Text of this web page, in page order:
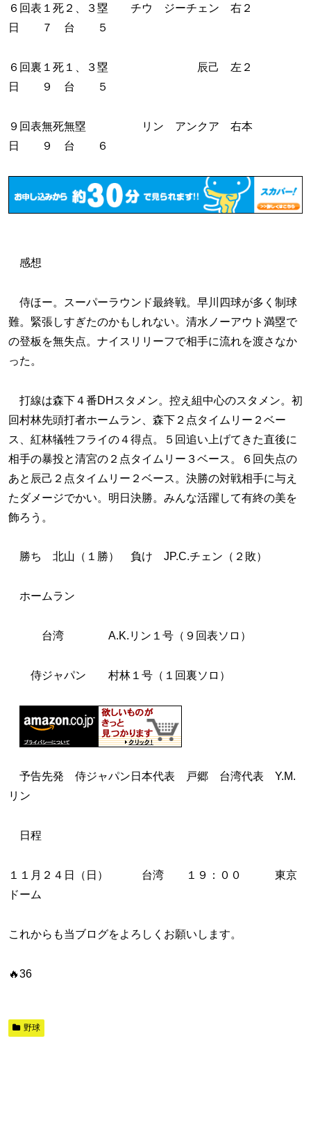
６回表１死２、３塁 チウ ジーチェン 右２
日 ７ 台 ５
６回裏１死１、３塁 辰己 左２
日 ９ 台 ５
９回表無死無塁 リン アンクア 右本
日 ９ 台 ６
感想
侍ほー。スーパーラウンド最終戦。早川四球が多く制球
難。緊張しすぎたのかもしれない。清水ノーアウト満塁で
の登板を無失点。ナイスリリーフで相手に流れを渡さなか
った。
打線は森下４番DHスタメン。控え組中心のスタメン。初
回村林先頭打者ホームラン、森下２点タイムリー２ベー
ス、紅林犠牲フライの４得点。５回追い上げてきた直後に
相手の暴投と清宮の２点タイムリー３ベース。６回失点の
あと辰己２点タイムリー２ベース。決勝の対戦相手に与え
たダメージでかい。明日決勝。みんな活躍して有終の美を
飾ろう。
勝ち 北山（１勝） 負け JP.C.チェン（２敗）
ホームラン
台湾 A.K.リン１号（９回表ソロ）
侍ジャパン 村林１号（１回裏ソロ）
予告先発 侍ジャパン日本代表 戸郷 台湾代表 Y.M.
リン
日程
１１月２４日（日） 台湾 １９：００ 東京
ドーム
これからも当ブログをよろしくお願いします。
🔥36
野球